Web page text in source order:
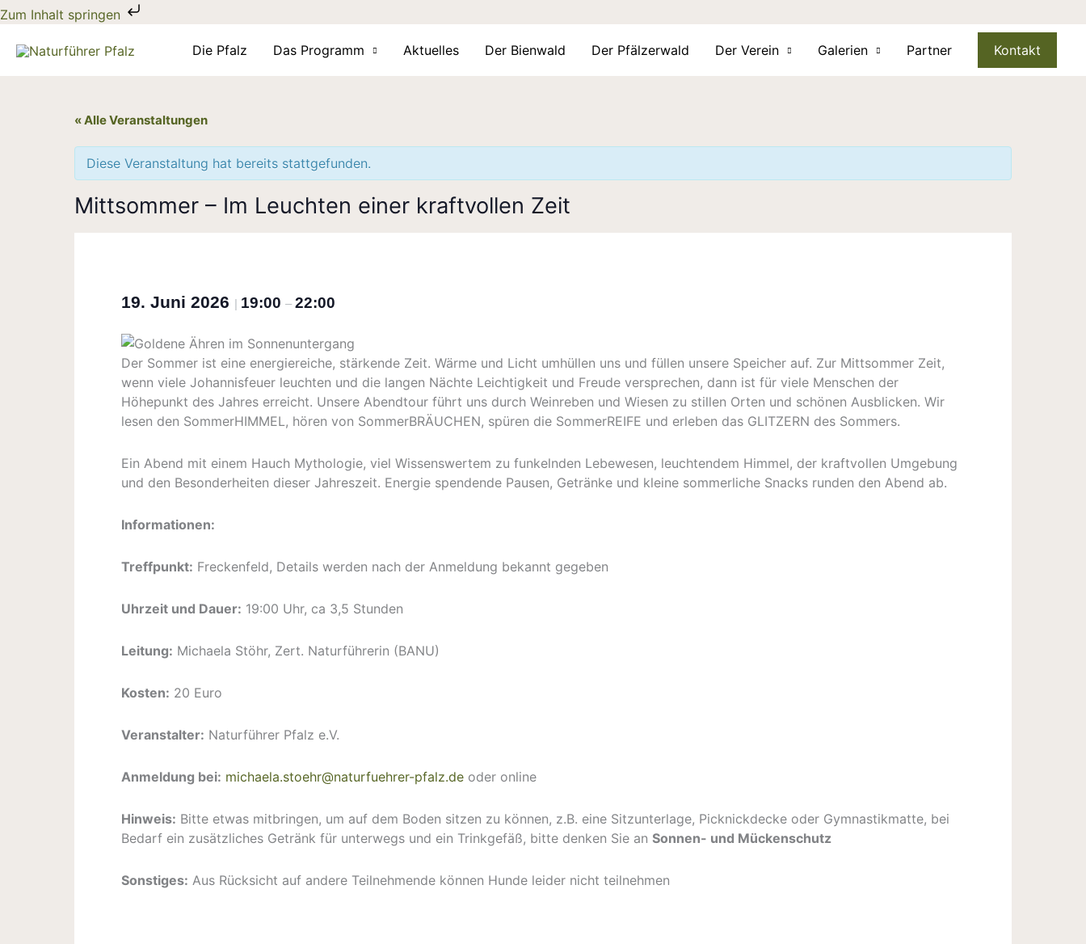
Zum Inhalt springen
Zum
springen
Die Pfalz Das Programm Aktuelles Der Bienwald Der Pfälzerwald Der Verein Galerien Partner Kontakt
« Alle Veranstaltungen
Diese Veranstaltung hat bereits stattgefunden.
Mittsommer – Im Leuchten einer kraftvollen Zeit
19. Juni 2026 | 19:00 – 22:00
Der Sommer ist eine energiereiche, stärkende Zeit. Wärme und Licht umhüllen uns und füllen unsere Speicher auf. Zur Mittsommer Zeit,
wenn viele Johannisfeuer leuchten und die langen Nächte Leichtigkeit und Freude versprechen, dann ist für viele Menschen der
Höhepunkt des Jahres erreicht. Unsere Abendtour führt uns durch Weinreben und Wiesen zu stillen Orten und schönen Ausblicken. Wir
lesen den SommerHIMMEL, hören von SommerBRÄUCHEN, spüren die SommerREIFE und erleben das GLITZERN des Sommers.
Ein Abend mit einem Hauch Mythologie, viel Wissenswertem zu funkelnden Lebewesen, leuchtendem Himmel, der kraftvollen Umgebung
und den Besonderheiten dieser Jahreszeit. Energie spendende Pausen, Getränke und kleine sommerliche Snacks runden den Abend ab.
Informationen:
Treffpunkt: Freckenfeld, Details werden nach der Anmeldung bekannt gegeben
Uhrzeit und Dauer: 19:00 Uhr, ca 3,5 Stunden
Leitung: Michaela Stöhr, Zert. Naturführerin (BANU)
Kosten: 20 Euro
Veranstalter: Naturführer Pfalz e.V.
Anmeldung bei: michaela.stoehr@naturfuehrer-pfalz.de oder online
Hinweis: Bitte etwas mitbringen, um auf dem Boden sitzen zu können, z.B. eine Sitzunterlage, Picknickdecke oder Gymnastikmatte, bei
Bedarf ein zusätzliches Getränk für unterwegs und ein Trinkgefäß, bitte denken Sie an Sonnen- und Mückenschutz
Sonstiges: Aus Rücksicht auf andere Teilnehmende können Hunde leider nicht teilnehmen